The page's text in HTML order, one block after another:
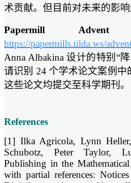
术贡献。但目前对未来的影响
Papermill Advent
https://papermills.tilda.ws/
Anna Albakina 设计的特别“
请识别 24 个学术论文案例中
这些论文均提交至科学期刊。
References
[1] Ilka Agricola, Lynn
Schubotz, Peter Taylor,
Publishing in the
with partial references: